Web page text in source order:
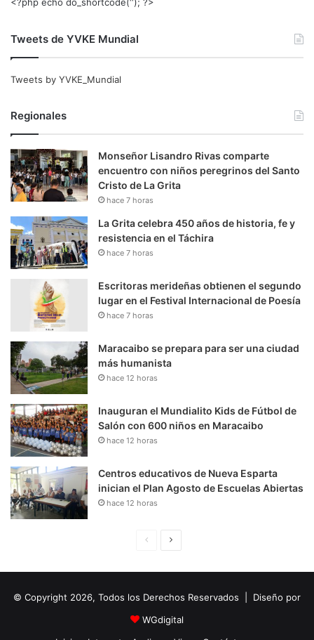
Tweets de YVKE Mundial
Tweets by YVKE_Mundial
Regionales
Monseñor Lisandro Rivas comparte
encuentro con niños peregrinos del Santo
Cristo de La Grita
hace 7 horas
La Grita celebra 450 años de historia, fe y
resistencia en el Táchira
hace 7 horas
Escritoras merideñas obtienen el segundo
lugar en el Festival Internacional de Poesía
hace 7 horas
Maracaibo se prepara para ser una ciudad
más humanista
hace 12 horas
Inauguran el Mundialito Kids de Fútbol de
Salón con 600 niños en Maracaibo
hace 12 horas
Centros educativos de Nueva Esparta
inician el Plan Agosto de Escuelas Abiertas
hace 12 horas
i
n
u
i
© Copyright 2026, Todos los Derechos Reservados | Diseño por
WGdigital